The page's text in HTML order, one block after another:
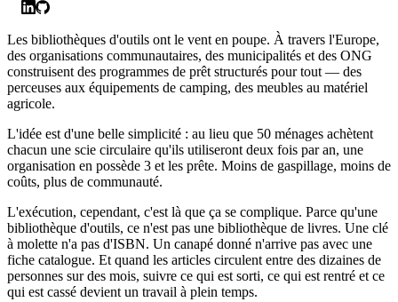
Les bibliothèques d'outils ont le vent en poupe. À travers l'Europe,
des organisations communautaires, des municipalités et des ONG
construisent des programmes de prêt structurés pour tout — des
perceuses aux équipements de camping, des meubles au matériel
agricole.
L'idée est d'une belle simplicité : au lieu que 50 ménages achètent
chacun une scie circulaire qu'ils utiliseront deux fois par an, une
organisation en possède 3 et les prête. Moins de gaspillage, moins de
coûts, plus de communauté.
L'exécution, cependant, c'est là que ça se complique. Parce qu'une
bibliothèque d'outils, ce n'est pas une bibliothèque de livres. Une clé
à molette n'a pas d'ISBN. Un canapé donné n'arrive pas avec une
fiche catalogue. Et quand les articles circulent entre des dizaines de
personnes sur des mois, suivre ce qui est sorti, ce qui est rentré et ce
qui est cassé devient un travail à plein temps.